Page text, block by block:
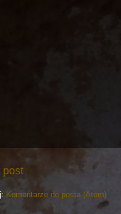
post
Komentarze do posta (Atom)